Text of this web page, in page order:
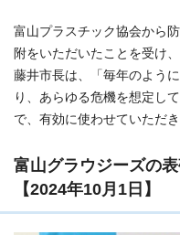
富山プラスチック協会から
附をいただいたことを受け
藤井市長は、「毎年のよう
り、あらゆる危機を想定し
で、有効に使わせていただ
富山グラウジーズの
【2024年10月1日】